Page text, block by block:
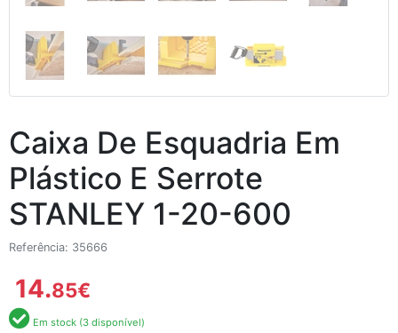
Caixa De Esquadria Em
Plástico E Serrote
STANLEY 1-20-600
Referência: 35666
14.85€
Em stock (3 disponível)